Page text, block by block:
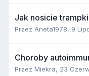
Jak nosicie
Przez Aneta1978, 9
Choroby
Przez Miekra, 23